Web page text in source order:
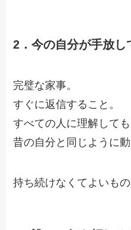
2．今の自分が手放し
完璧な家事。
すぐに返信すること。
すべての人に理解しても
昔の自分と同じように動
持ち続けなくてよいもの